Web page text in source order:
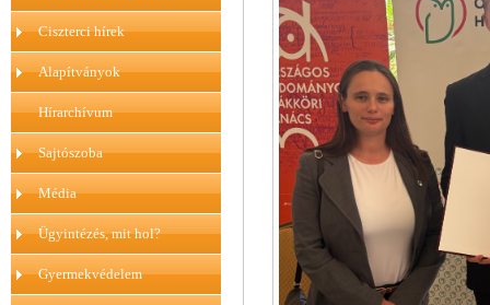
Ciszterci hírek
Alapítványok
Hírarchívum
Sajtószoba
Média
Ügyintézés, mit hol?
Gyermekvédelem